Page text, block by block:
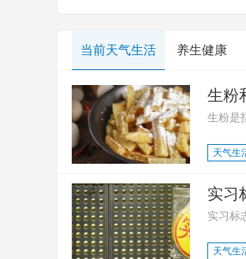
当前天气生活 养生健康
生粉
生粉是
等多种
天气生
实习
实习标
天气生